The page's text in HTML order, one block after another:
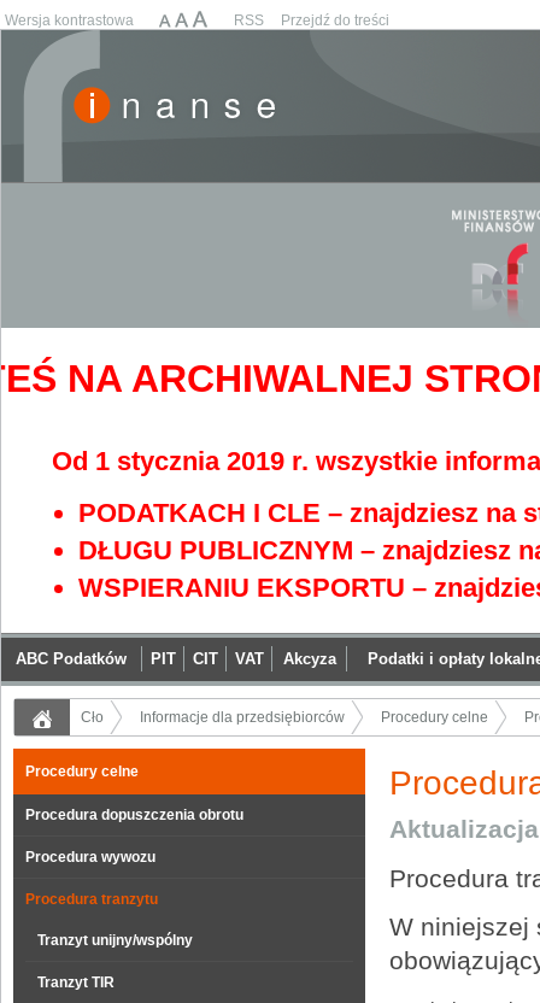
Wersja kontrastowa RSS Przejdź do treści
NA ARCHIWALNEJ
Od 1 stycznia 2019 r. wszystkie
PODATKACH I CLE – znajdziesz na
DŁUGU PUBLICZNYM – znajdziesz
WSPIERANIU EKSPORTU –
ABC Podatków PIT CIT VAT Akcyza Podatki i opłaty
Cło Informacje dla przedsiębiorców Procedury celne
Procedury celne
Procedura dopuszczenia obrotu
Procedura wywozu
Procedura tranzytu
Tranzyt unijny/wspólny
Tranzyt TIR
Procedura
W niniejszej